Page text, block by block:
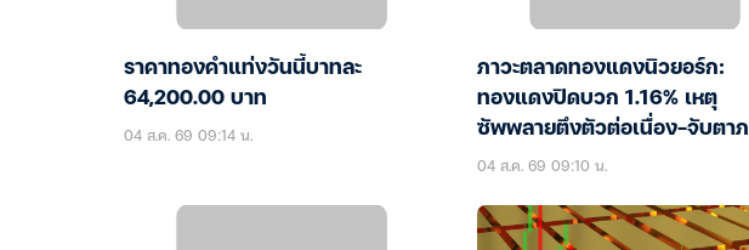
ราคาทองคำแท่งวันนี้บาทละ
64,200.00 บาท
04 ส.ค. 69 09:14 น.
ภาวะตลาดทองแดงนิวยอร์ก:
ทองแดงปิดบวก 1.16% เหตุ
ซัพพลายตึงตัวต่อเนื่อง-จับตา
นำเข้าสหรัฐฯ
04 ส.ค. 69 09:10 น.